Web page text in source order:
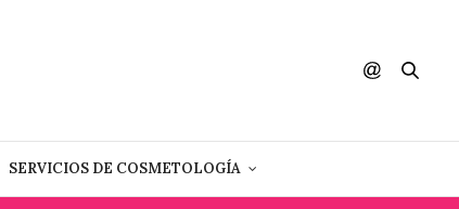
SERVICIOS DE COSMETOLOGÍA